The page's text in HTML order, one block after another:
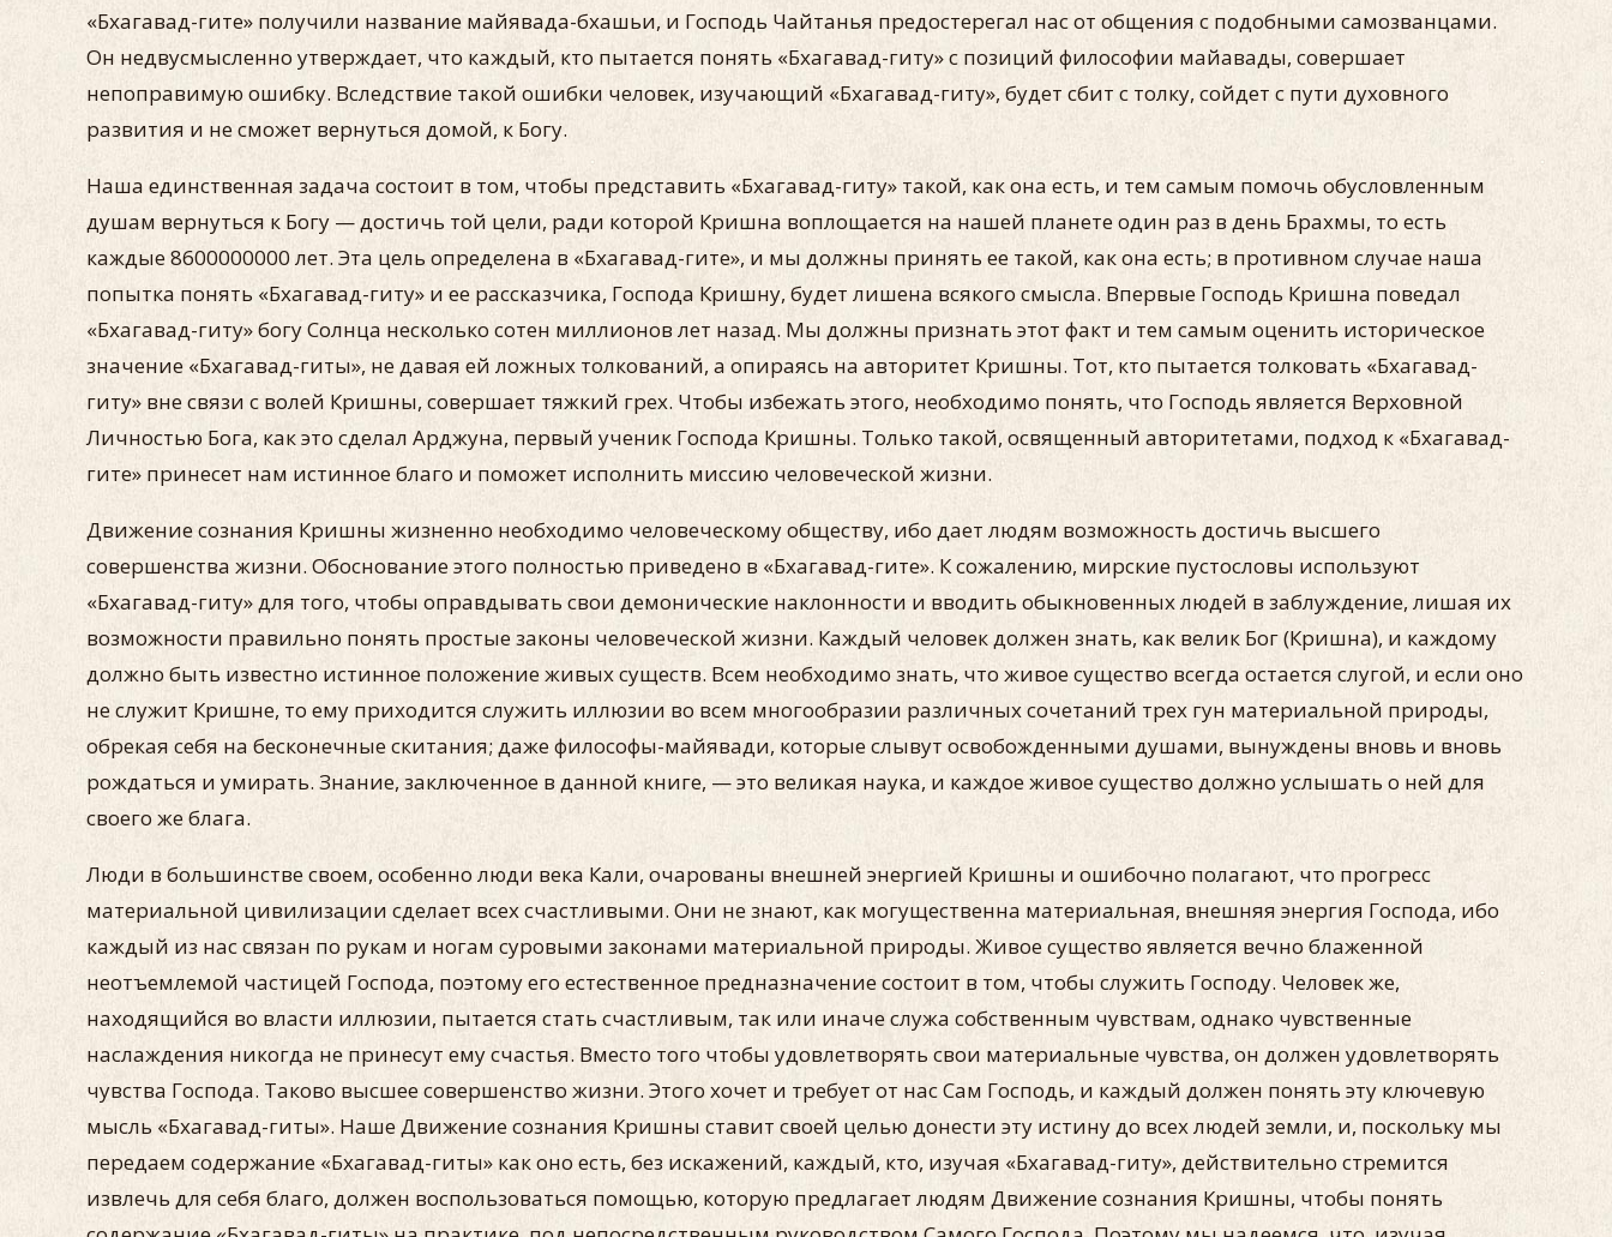
«Бхагавад-гите» получили название майявада-бхашьи, и Господь Чайтанья предостерегал нас от общения с подобными самозванцами.
Он недвусмысленно утверждает, что каждый, кто пытается понять «Бхагавад-гиту» с позиций философии майавады, совершает
непоправимую ошибку. Вследствие такой ошибки человек, изучающий «Бхагавад-гиту», будет сбит с толку, сойдет с пути духовного
развития и не сможет вернуться домой, к Богу.
Наша единственная задача состоит в том, чтобы представить «Бхагавад-гиту» такой, как она есть, и тем самым помочь обусловленным
душам вернуться к Богу — достичь той цели, ради которой Кришна воплощается на нашей планете один раз в день Брахмы, то есть
каждые 8600000000 лет. Эта цель определена в «Бхагавад-гите», и мы должны принять ее такой, как она есть; в противном случае наша
попытка понять «Бхагавад-гиту» и ее рассказчика, Господа Кришну, будет лишена всякого смысла. Впервые Господь Кришна поведал
«Бхагавад-гиту» богу Солнца несколько сотен миллионов лет назад. Мы должны признать этот факт и тем самым оценить историческое
значение «Бхагавад-гиты», не давая ей ложных толкований, а опираясь на авторитет Кришны. Тот, кто пытается толковать «Бхагавад-
гиту» вне связи с волей Кришны, совершает тяжкий грех. Чтобы избежать этого, необходимо понять, что Господь является Верховной
Личностью Бога, как это сделал Арджуна, первый ученик Господа Кришны. Только такой, освященный авторитетами, подход к «Бхагавад-
гите» принесет нам истинное благо и поможет исполнить миссию человеческой жизни.
Движение сознания Кришны жизненно необходимо человеческому обществу, ибо дает людям возможность достичь высшего
совершенства жизни. Обоснование этого полностью приведено в «Бхагавад-гите». К сожалению, мирские пустословы используют
«Бхагавад-гиту» для того, чтобы оправдывать свои демонические наклонности и вводить обыкновенных людей в заблуждение, лишая их
возможности правильно понять простые законы человеческой жизни. Каждый человек должен знать, как велик Бог (Кришна), и каждому
должно быть известно истинное положение живых существ. Всем необходимо знать, что живое существо всегда остается слугой, и если оно
не служит Кришне, то ему приходится служить иллюзии во всем многообразии различных сочетаний трех гун материальной природы,
обрекая себя на бесконечные скитания; даже философы-майявади, которые слывут освобожденными душами, вынуждены вновь и вновь
рождаться и умирать. Знание, заключенное в данной книге, — это великая наука, и каждое живое существо должно услышать о ней для
своего же блага.
Люди в большинстве своем, особенно люди века Кали, очарованы внешней энергией Кришны и ошибочно полагают, что прогресс
материальной цивилизации сделает всех счастливыми. Они не знают, как могущественна материальная, внешняя энергия Господа, ибо
каждый из нас связан по рукам и ногам суровыми законами материальной природы. Живое существо является вечно блаженной
неотъемлемой частицей Господа, поэтому его естественное предназначение состоит в том, чтобы служить Господу. Человек же,
находящийся во власти иллюзии, пытается стать счастливым, так или иначе служа собственным чувствам, однако чувственные
наслаждения никогда не принесут ему счастья. Вместо того чтобы удовлетворять свои материальные чувства, он должен удовлетворять
чувства Господа. Таково высшее совершенство жизни. Этого хочет и требует от нас Сам Господь, и каждый должен понять эту ключевую
мысль «Бхагавад-гиты». Наше Движение сознания Кришны ставит своей целью донести эту истину до всех людей земли, и, поскольку мы
передаем содержание «Бхагавад-гиты» как оно есть, без искажений, каждый, кто, изучая «Бхагавад-гиту», действительно стремится
извлечь для себя благо, должен воспользоваться помощью, которую предлагает людям Движение сознания Кришны, чтобы понять